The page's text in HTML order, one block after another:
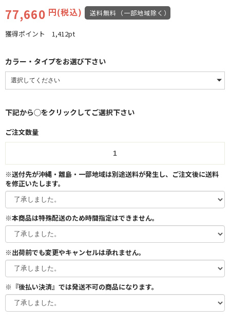
rating
77,660 円(税込) 送料無料（一部地域除く）
獲得ポイント 1,412pt
カラー・タイプをお選び下さい
下記から◯をクリックしてご選択下さい
ご注文数量
※送付先が沖縄・離島・一部地域は別途送料が発生し、ご注文後に送料
を修正いたします。
※本商品は特殊配送のため時間指定はできません。
※出荷前でも変更やキャンセルは承れません。
※『後払い決済』では発送不可の商品になります。